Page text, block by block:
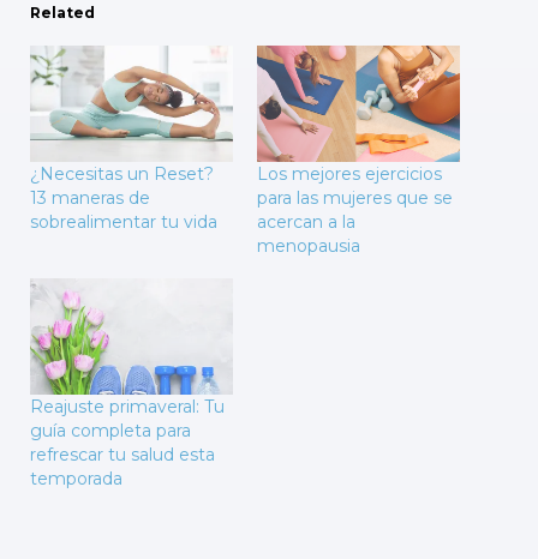
Related
¿Necesitas un Reset?
13 maneras de
sobrealimentar tu vida
Los mejores ejercicios
para las mujeres que se
acercan a la
menopausia
Reajuste primaveral: Tu
guía completa para
refrescar tu salud esta
temporada